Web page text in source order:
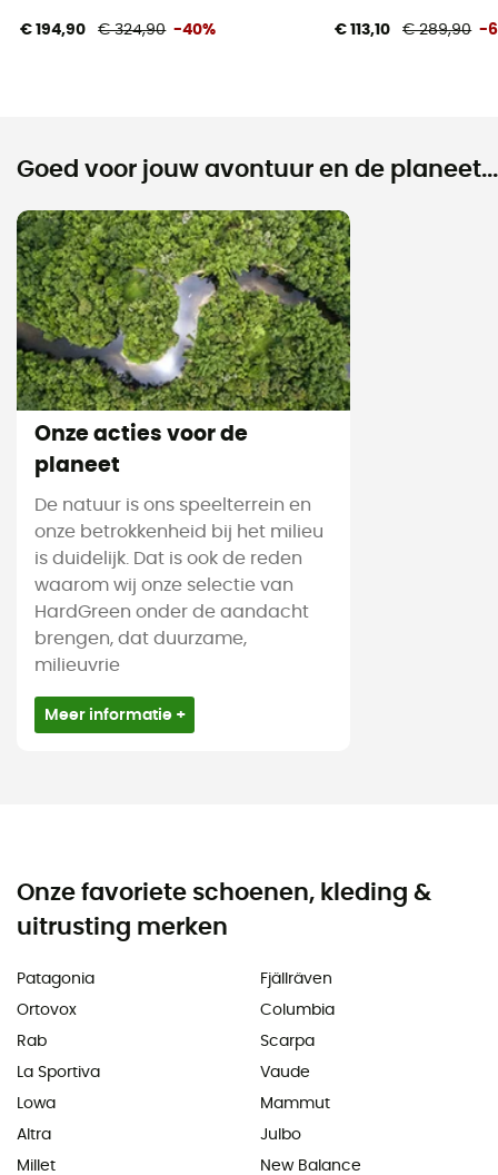
€ 194,90 € 324,90 -40% € 113,10 € 289,90 -
Goed voor jouw avontuur en de planeet...
Onze acties voor de
planeet
De natuur is ons speelterrein en
onze betrokkenheid bij het milieu
is duidelijk. Dat is ook de reden
waarom wij onze selectie van
HardGreen onder de aandacht
brengen, dat duurzame,
milieuvrie
Meer informatie +
Onze favoriete schoenen, kleding &
uitrusting merken
Patagonia
Ortovox
Rab
La Sportiva
Lowa
Altra
Millet
Fjällräven
Columbia
Scarpa
Vaude
Mammut
Julbo
New Balance